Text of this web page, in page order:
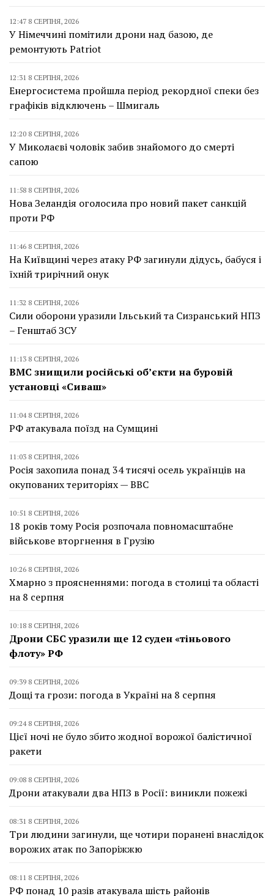
12:47 8 СЕРПНЯ, 2026
У Німеччині помітили дрони над базою, де
ремонтують Patriot
12:31 8 СЕРПНЯ, 2026
Енергосистема пройшла період рекордної спеки без
графіків відключень – Шмигаль
12:20 8 СЕРПНЯ, 2026
У Миколаєві чоловік забив знайомого до смерті
сапою
11:58 8 СЕРПНЯ, 2026
Нова Зеландія оголосила про новий пакет санкцій
проти РФ
11:46 8 СЕРПНЯ, 2026
На Київщині через атаку РФ загинули дідусь, бабуся і
їхній трирічний онук
11:32 8 СЕРПНЯ, 2026
Сили оборони уразили Ільський та Сизранський НПЗ
– Генштаб ЗСУ
11:13 8 СЕРПНЯ, 2026
ВМС знищили російські об’єкти на буровій
установці «Сиваш»
11:04 8 СЕРПНЯ, 2026
РФ атакувала поїзд на Сумщині
11:03 8 СЕРПНЯ, 2026
Росія захопила понад 34 тисячі осель українців на
окупованих територіях — BBC
10:51 8 СЕРПНЯ, 2026
18 років тому Росія розпочала повномасштабне
військове вторгнення в Грузію
10:26 8 СЕРПНЯ, 2026
Хмарно з проясненнями: погода в столиці та області
на 8 серпня
10:18 8 СЕРПНЯ, 2026
Дрони СБС уразили ще 12 суден «тіньового
флоту» РФ
09:39 8 СЕРПНЯ, 2026
Дощі та грози: погода в Україні на 8 серпня
09:24 8 СЕРПНЯ, 2026
Цієї ночі не було збито жодної ворожої балістичної
ракети
09:08 8 СЕРПНЯ, 2026
Дрони атакували два НПЗ в Росії: виникли пожежі
08:31 8 СЕРПНЯ, 2026
Три людини загинули, ще чотири поранені внаслідок
ворожих атак по Запоріжжю
08:11 8 СЕРПНЯ, 2026
РФ понад 10 разів атакувала шість районів